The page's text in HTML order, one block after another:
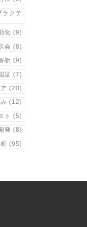
ラクテ
化 (9)
会 (8)
析 (9)
証 (7)
(20)
(12)
ト (5)
発 (8)
(95)